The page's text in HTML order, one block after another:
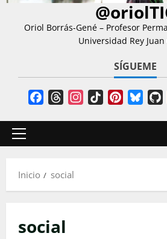
Oriol Borrás-Gené – Profesor
Universidad Rey Juan
SÍGUEME
FacebookThreadsInstagram
TikTokPinterest
Menú
Inicio
social
social